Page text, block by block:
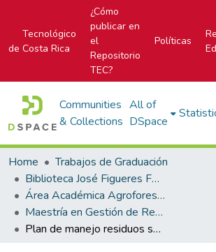
Tecnológico
de Costa Rica
¿Cómo
publicar en
el
Repositorio
TEC?
Políticas
Communities
& Collections
All of
DSpace
Home
Trabajos de Graduación
Biblioteca José Figueres Ferrer
Área Académica Agroforestal
Maestría en Gestión de Recursos Naturales y Tecnologías de Producción
Plan de manejo residuos sólidos, sede Guanacaste, Universidad Técnica Nacional (UTN)